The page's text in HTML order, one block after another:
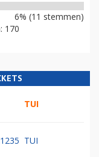
6% (11 stemmen)
170
TUI
TUI